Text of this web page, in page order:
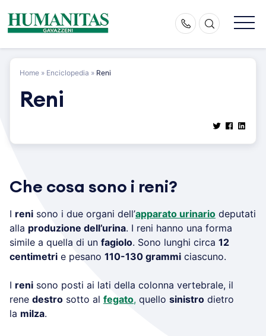
content
Home » Enciclopedia » Reni
Reni
Che cosa sono i reni?
I reni sono i due organi dell’apparato urinario deputati
alla produzione dell’urina. I reni hanno una forma
simile a quella di un fagiolo. Sono lunghi circa 12
centimetri e pesano 110-130 grammi ciascuno.
I reni sono posti ai lati della colonna vertebrale, il
rene destro sotto al fegato, quello sinistro dietro
la milza.